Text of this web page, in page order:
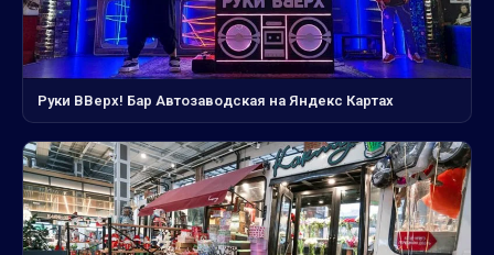
Руки ВВерх! Бар Автозаводская на Яндекс Картах